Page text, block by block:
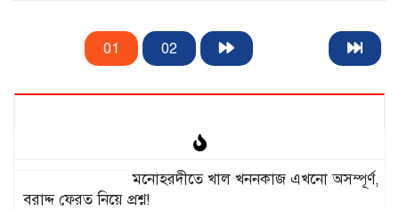
01 02
মনোহরদীতে খাল খননকাজ এখনো অসম্পূর্ণ,
বরাদ্দ ফেরত নিয়ে প্রশ্ন!